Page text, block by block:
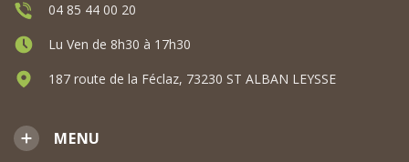
MENU
04 85 44 00 20
Lu Ven de 8h30 à 17h30
187 route de la Féclaz, 73230 ST ALBAN LEYSSE